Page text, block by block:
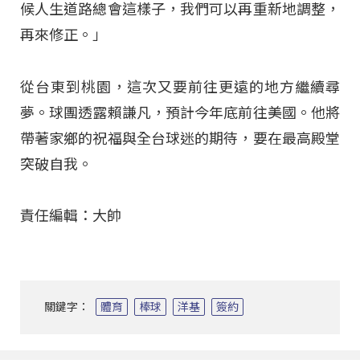
候人生道路總會這樣子，我們可以再重新地調整，
再來修正。」
從台東到桃園，這次又要前往更遠的地方繼續尋
夢 。球團透露賴謙凡，預計今年底前往美國 。他將
帶著家鄉的祝福與全台球迷的期待，要在最高殿堂
突破自我 。
責任編輯：大帥
關鍵字： 體育 棒球 洋基 簽約